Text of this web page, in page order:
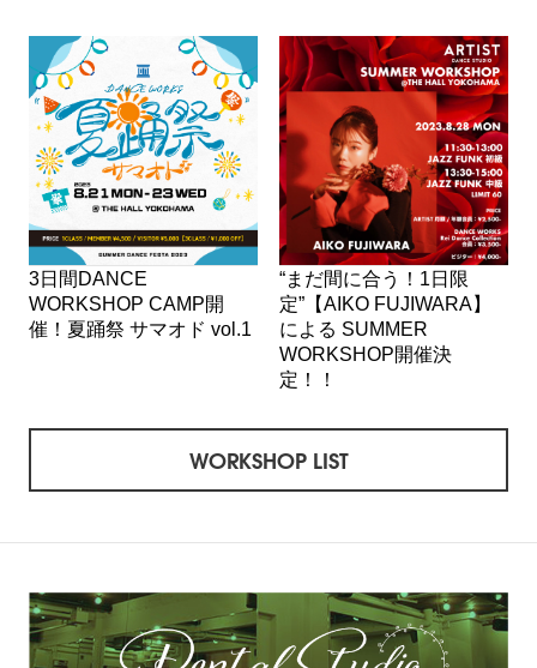
3日間DANCE
WORKSHOP CAMP開
催！夏踊祭 サマオド vol.1
“まだ間に合う！1日限
定”【AIKO FUJIWARA】
による SUMMER
WORKSHOP開催決
定！！
WORKSHOP LIST